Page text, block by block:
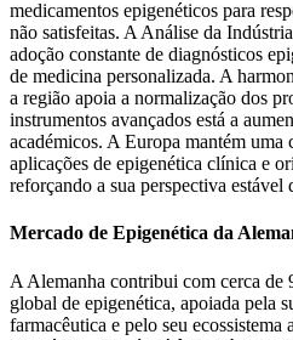
medicamentos epigenéticos para
não satisfeitas. A Análise da
adoção constante de diagnósticos
de medicina personalizada. A
a região apoia a normalização dos
instrumentos avançados está a
académicos. A Europa mantém uma
aplicações de epigenética clínica e
reforçando a sua perspectiva estável
Mercado de Epigenética da
A Alemanha contribui com cerca de
global de epigenética, apoiada pela
farmacêutica e pelo seu ecossistema